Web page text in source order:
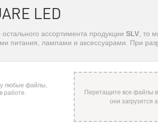
LED
остального ассортимента продукции SLV , то
питания, лампами и аксессуарами. При
любые файлы,
работе.